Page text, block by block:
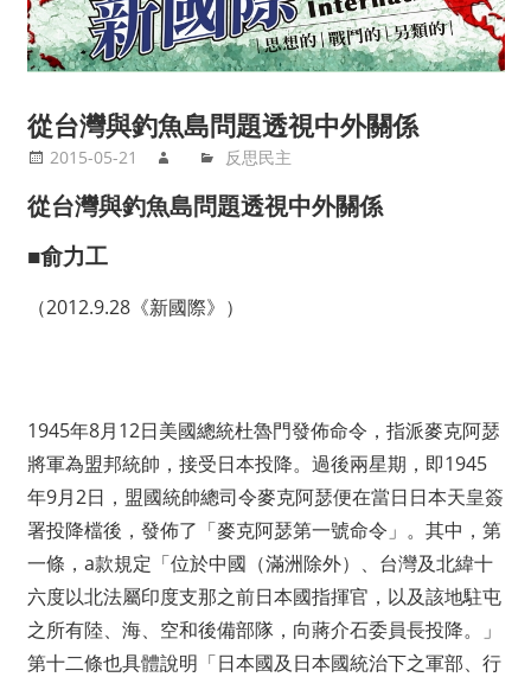
從台灣與釣魚島問題透視中外關係
2015-05-21 反思民主
從台灣與釣魚島問題透視中外關係
■俞力工
（2012.9.28《新國際》）
1945年8月12日美國總統杜魯門發佈命令，指派麥克阿瑟
將軍為盟邦統帥，接受日本投降。過後兩星期，即1945
年9月2日，盟國統帥總司令麥克阿瑟便在當日日本天皇簽
署投降檔後，發佈了「麥克阿瑟第一號命令」。其中，第
一條，a款規定「位於中國（滿洲除外）、台灣及北緯十
六度以北法屬印度支那之前日本國指揮官，以及該地駐屯
之所有陸、海、空和後備部隊，向蔣介石委員長投降。」
第十二條也具體說明「日本國及日本國統治下之軍部、行